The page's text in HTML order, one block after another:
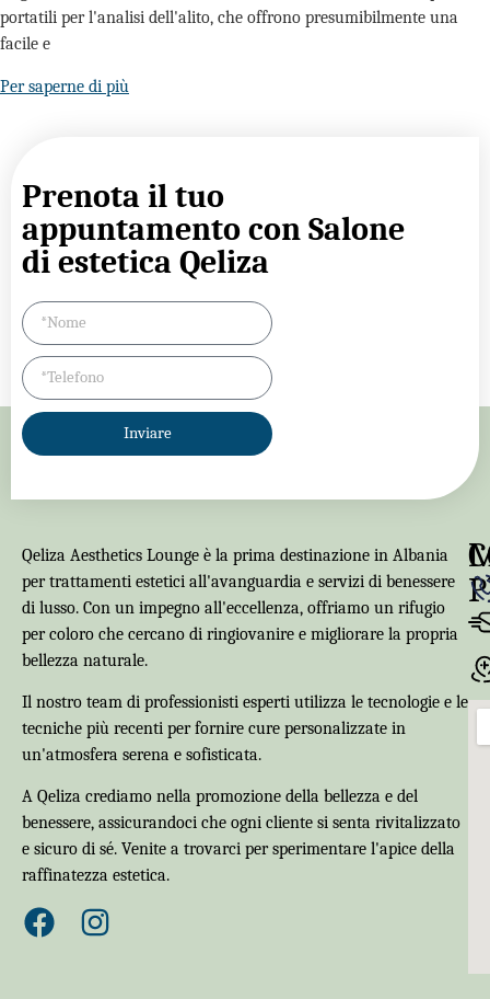
portatili per l'analisi dell'alito, che offrono presumibilmente una
facile e
Per saperne di più
Prenota il tuo
appuntamento con Salone
di estetica Qeliza
Inviare
Qeliza Aesthetics Lounge è la prima destinazione in Albania
per trattamenti estetici all'avanguardia e servizi di benessere
di lusso. Con un impegno all'eccellenza, offriamo un rifugio
per coloro che cercano di ringiovanire e migliorare la propria
bellezza naturale.
Il nostro team di professionisti esperti utilizza le tecnologie e le
tecniche più recenti per fornire cure personalizzate in
un'atmosfera serena e sofisticata.
A Qeliza crediamo nella promozione della bellezza e del
benessere, assicurandoci che ogni cliente si senta rivitalizzato
e sicuro di sé. Venite a trovarci per sperimentare l'apice della
raffinatezza estetica.